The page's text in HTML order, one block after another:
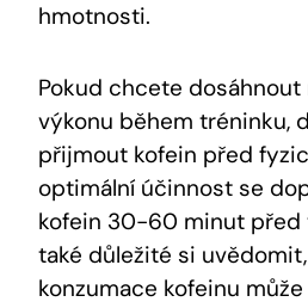
hmotnosti.
Pokud chcete dosáhnout
⁢výkonu během tréninku,⁤
přijmout kofein před
optimální účinnost⁣ se
kofein 30-60 minut před
také ‌důležité si
konzumace kofeinu